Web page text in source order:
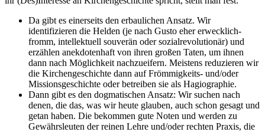
Da gibt es einerseits den erbaulichen Ansatz. Wir
identifizieren die Helden (je nach Gusto eher erwecklich-
fromm, intellektuell souverän oder sozialrevolutionär) und
erzählen anekdotenhaft von ihren großen Taten, um ihnen
dann nach Möglichkeit nachzueifern. Meistens reduzieren wir
die Kirchengeschichte dann auf Frömmigkeits- und/oder
Missionsgeschichte oder betreiben sie als Hagiographie.
Dann gibt es den dogmatischen Ansatz: Wir suchen nach
denen, die das, was wir heute glauben, auch schon gesagt und
getan haben. Die bekommen gute Noten und werden zu
Gewährsleuten der reinen Lehre und/oder rechten Praxis, die